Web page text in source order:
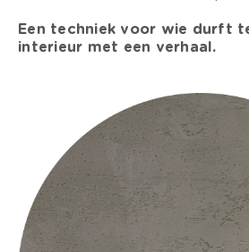
Een techniek voor wie durft
interieur met een verhaal.